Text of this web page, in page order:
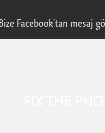
Bize Facebook'tan mesaj